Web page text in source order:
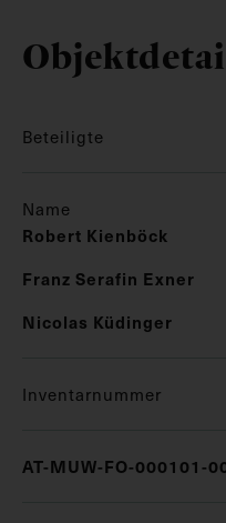
Beteiligte
Name
Robert Kienböck
Franz Serafin Exner
Nicolas Küdinger
Inventarnummer
AT-MUW-FO-000101-